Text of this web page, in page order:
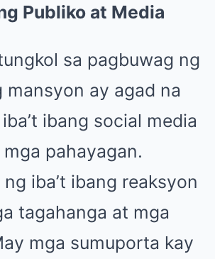
Publiko at Media
sa pagbuwag ng
ay agad na
ibang social media
pahayagan.
iba’t ibang reaksyon
tagahanga at mga
mga sumuporta kay